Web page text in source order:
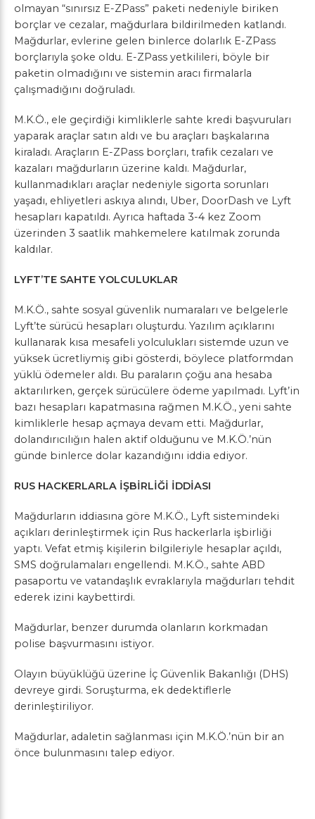
olmayan “sınırsız E-ZPass” paketi nedeniyle biriken
borçlar ve cezalar, mağdurlara bildirilmeden katlandı.
Mağdurlar, evlerine gelen binlerce dolarlık E-ZPass
borçlarıyla şoke oldu. E-ZPass yetkilileri, böyle bir
paketin olmadığını ve sistemin aracı firmalarla
çalışmadığını doğruladı.
M.K.Ö., ele geçirdiği kimliklerle sahte kredi başvuruları
yaparak araçlar satın aldı ve bu araçları başkalarına
kiraladı. Araçların E-ZPass borçları, trafik cezaları ve
kazaları mağdurların üzerine kaldı. Mağdurlar,
kullanmadıkları araçlar nedeniyle sigorta sorunları
yaşadı, ehliyetleri askıya alındı, Uber, DoorDash ve Lyft
hesapları kapatıldı. Ayrıca haftada 3-4 kez Zoom
üzerinden 3 saatlik mahkemelere katılmak zorunda
kaldılar.
LYFT’TE SAHTE YOLCULUKLAR
M.K.Ö., sahte sosyal güvenlik numaraları ve belgelerle
Lyft’te sürücü hesapları oluşturdu. Yazılım açıklarını
kullanarak kısa mesafeli yolculukları sistemde uzun ve
yüksek ücretliymiş gibi gösterdi, böylece platformdan
yüklü ödemeler aldı. Bu paraların çoğu ana hesaba
aktarılırken, gerçek sürücülere ödeme yapılmadı. Lyft’in
bazı hesapları kapatmasına rağmen M.K.Ö., yeni sahte
kimliklerle hesap açmaya devam etti. Mağdurlar,
dolandırıcılığın halen aktif olduğunu ve M.K.Ö.’nün
günde binlerce dolar kazandığını iddia ediyor.
RUS HACKERLARLA İŞBİRLİĞİ İDDİASI
Mağdurların iddiasına göre M.K.Ö., Lyft sistemindeki
açıkları derinleştirmek için Rus hackerlarla işbirliği
yaptı. Vefat etmiş kişilerin bilgileriyle hesaplar açıldı,
SMS doğrulamaları engellendi. M.K.Ö., sahte ABD
pasaportu ve vatandaşlık evraklarıyla mağdurları tehdit
ederek izini kaybettirdi.
Mağdurlar, benzer durumda olanların korkmadan
polise başvurmasını istiyor.
Olayın büyüklüğü üzerine İç Güvenlik Bakanlığı (DHS)
devreye girdi. Soruşturma, ek dedektiflerle
derinleştiriliyor.
Mağdurlar, adaletin sağlanması için M.K.Ö.’nün bir an
önce bulunmasını talep ediyor.